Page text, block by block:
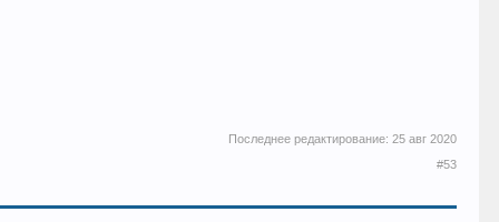
Последнее редактирование: 25 авг 2020
#53